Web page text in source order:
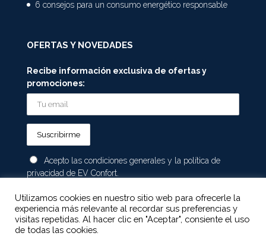
6 consejos para un consumo energético responsable
OFERTAS Y NOVEDADES
Recibe información exclusiva de ofertas y
promociones:
Acepto las condiciones generales y la política de
privacidad de EV Confort.
Electromecánicos Viveiro, S.A.U. -Aviso legal, política
de privacidad y cookies
Utilizamos cookies en nuestro sitio web para ofrecerle la
experiencia más relevante al recordar sus preferencias y
visitas repetidas. Al hacer clic en "Aceptar", consiente el uso
de todas las cookies.